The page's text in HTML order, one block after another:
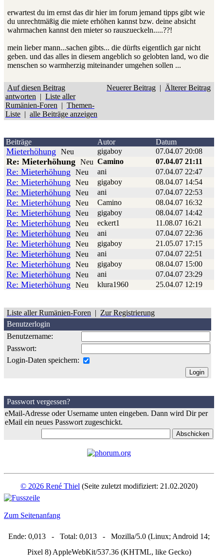
erwartest du im ernst das dir hier im forum jemand tipps gibt wie
du unrechtmäßig die miete erhöhen kannst bzw. deine absicht
wahrmachen kannst den mieter so rauszueckeln.....??!
mein lieber mann...sachen gibts... die dürfts eigentlich gar nicht
geben. und das alles in diesem angeblich so gelobten land, wo die
menschen so warmherzig miteinander umgehen sollen ...
Auf diesen Beitrag
antworten | Liste aller
Rumänien-Foren | Themen-
Liste | alle Beiträge anzeigen
Neuerer Beitrag | Älterer Beitrag
Beiträge Autor Datum
Mieterhöhung Neu gigaboy 07.04.07 20:08
Re: Mieterhöhung Neu Camino 07.04.07 21:11
Re: Mieterhöhung Neu ani 07.04.07 22:47
Re: Mieterhöhung Neu gigaboy 08.04.07 14:54
Re: Mieterhöhung Neu ani 07.04.07 22:53
Re: Mieterhöhung Neu Camino 08.04.07 16:32
Re: Mieterhöhung Neu gigaboy 08.04.07 14:42
Re: Mieterhöhung Neu eckert1 11.08.07 16:21
Re: Mieterhöhung Neu ani 07.04.07 22:36
Re: Mieterhöhung Neu gigaboy 21.05.07 17:15
Re: Mieterhöhung Neu ani 07.04.07 22:51
Re: Mieterhöhung Neu gigaboy 08.04.07 15:00
Re: Mieterhöhung Neu ani 07.04.07 23:29
Re: Mieterhöhung Neu klura1960 25.04.07 12:19
Liste aller Rumänien-Foren | Zur Registrierung
Benutzerlogin
Benutzername:
Passwort:
Login-Daten speichern:
Passwort vergessen?
eMail-Adresse oder Username unten eingeben. Dann wird Dir per
eMail ein neues Passwort zugeschickt.
© 2026 René Thiel (Seite zuletzt modifiziert: 21.02.2020)
Zum Seitenanfang
Ende: 0,013 - Total: 0,013 - Mozilla/5.0 (Linux; Android 14;
Pixel 8) AppleWebKit/537.36 (KHTML, like Gecko)